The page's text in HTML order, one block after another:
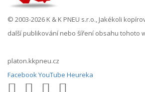
© 2003-2026 K & K PNEU s.r.o., Jakékoli
další publikování nebo šíření obsahu tohoto
platon.kkpneu.cz
FacebookYouTube Heureka